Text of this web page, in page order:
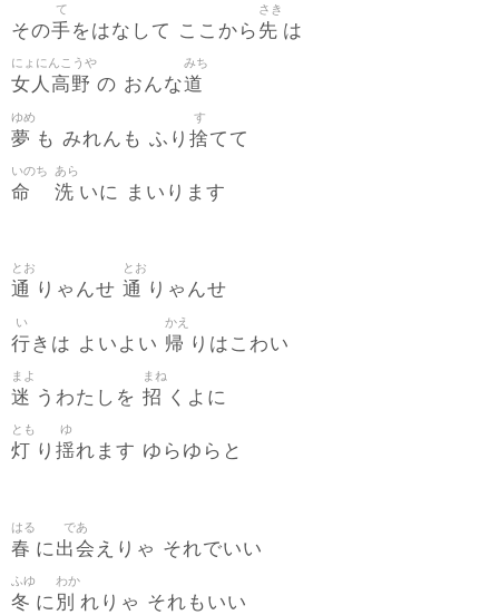
その手
て
をはなして ここから 先
さき
は
女人高野
にょにんこうや
の おんな道
みち
夢
ゆめ
も みれんも ふり 捨
す
てて
命
いのち
洗
あら
いに まいります
通
とお
りゃんせ 通
とお
りゃんせ
行
い
きは よいよい 帰
かえ
りはこわい
迷
まよ
うわたしを 招
まね
くよに
灯
とも
り 揺
ゆ
れます ゆらゆらと
春
はる
に出会
であ
えりゃ それでいい
冬
ふゆ
に 別
わか
れりゃ それもいい